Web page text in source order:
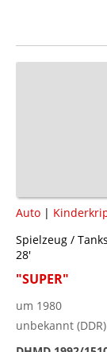
Auto |
Spielzeug /
28'
"SUPER"
um 1980
unbekannt (DDR)